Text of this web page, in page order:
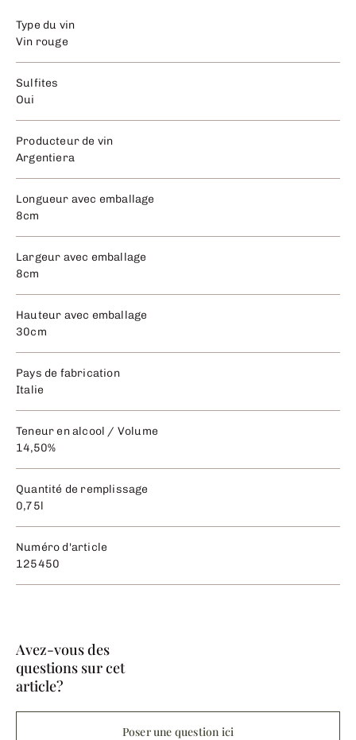
Type du vin
Vin rouge
Sulfites
Oui
Producteur de vin
Argentiera
Longueur avec emballage
8cm
Largeur avec emballage
8cm
Hauteur avec emballage
30cm
Pays de fabrication
Italie
Teneur en alcool / Volume
14,50%
Quantité de remplissage
0,75l
Numéro d'article
125450
Avez-vous des
questions sur cet
article?
Poser une question ici